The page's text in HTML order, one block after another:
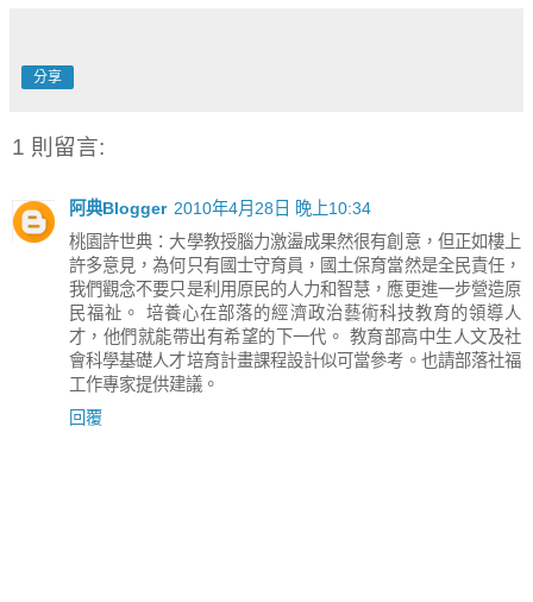
分享
1 則留言:
阿典Blogger 2010年4月28日 晚上10:34
桃園許世典：大學教授腦力激盪成果然很有創意，但正如樓上
許多意見，為何只有國士守育員，國土保育當然是全民責任，
我們觀念不要只是利用原民的人力和智慧，應更進一步營造原
民福祉。 培養心在部落的經濟政治藝術科技教育的領導人
才，他們就能帶出有希望的下一代。 教育部高中生人文及社
會科學基礎人才培育計畫課程設計似可當參考。也請部落社福
工作專家提供建議。
回覆